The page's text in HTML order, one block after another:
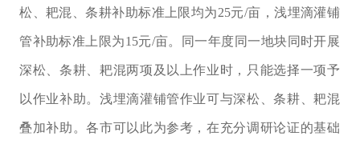
松、耙混、条耕补助标准上限均为25元/亩，浅埋滴灌铺
管补助标准上限为15元/亩。同一年度同一地块同时开展
深松、条耕、耙混两项及以上作业时，只能选择一项予
以作业补助。浅埋滴灌铺管作业可与深松、条耕、耙混
叠加补助。各市可以此为参考，在充分调研论证的基础